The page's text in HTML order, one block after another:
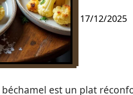
17/12/2025
est un plat